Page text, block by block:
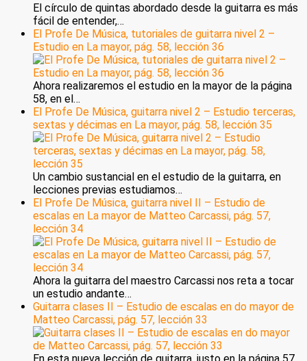
El círculo de quintas abordado desde la guitarra es más
fácil de entender,…
El Profe De Música, tutoriales de guitarra nivel 2 –
Estudio en La mayor, pág. 58, lección 36
Ahora realizaremos el estudio en la mayor de la página
58, en el…
El Profe De Música, guitarra nivel 2 – Estudio terceras,
sextas y décimas en La mayor, pág. 58, lección 35
Un cambio sustancial en el estudio de la guitarra, en
lecciones previas estudiamos…
El Profe De Música, guitarra nivel II – Estudio de
escalas en La mayor de Matteo Carcassi, pág. 57,
lección 34
Ahora la guitarra del maestro Carcassi nos reta a tocar
un estudio andante…
Guitarra clases II – Estudio de escalas en do mayor de
Matteo Carcassi, pág. 57, lección 33
En esta nueva lección de guitarra, justo en la página 57